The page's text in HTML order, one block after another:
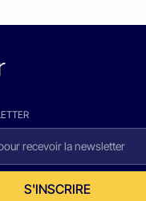
S'INSCRIRE